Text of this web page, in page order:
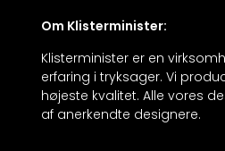
Om Klisterminister:
Klisterminister er en
erfaring i tryksager. Vi
højeste kvalitet. Alle vores
af anerkendte designere.